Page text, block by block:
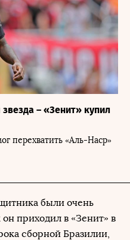
– «Зенит» купил
перехватить «Аль-Наср»
были очень
приходил в «Зенит» в
сборной Бразилии,